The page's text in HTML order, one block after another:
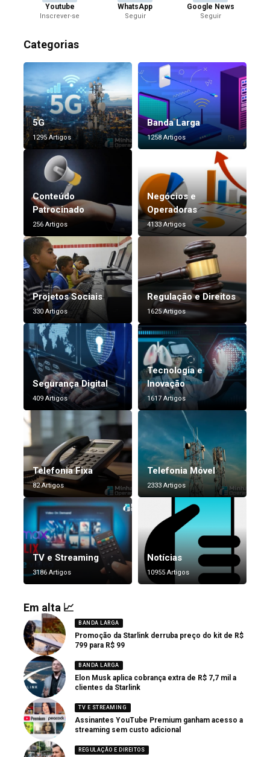
Youtube
Inscrever-se
WhatsApp
Seguir
Google News
Seguir
Categorias
5G
1295 Artigos
Banda Larga
1258 Artigos
Conteúdo
Patrocinado
256 Artigos
Negócios e
Operadoras
4133 Artigos
Projetos Sociais
330 Artigos
Regulação e Direitos
1625 Artigos
Segurança Digital
409 Artigos
Tecnologia e
Inovação
1617 Artigos
Telefonia Fixa
82 Artigos
Telefonia Móvel
2333 Artigos
TV e Streaming
3186 Artigos
Notícias
10955 Artigos
Em alta 📈
BANDA LARGA
Promoção da Starlink derruba preço do kit de R$
799 para R$ 99
BANDA LARGA
Elon Musk aplica cobrança extra de R$ 7,7 mil a
clientes da Starlink
TV E STREAMING
Assinantes YouTube Premium ganham acesso a
streaming sem custo adicional
REGULAÇÃO E DIREITOS